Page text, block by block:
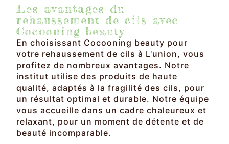
Les avantages du
rehaussement de cils avec
Cocooning beauty
En choisissant Cocooning beauty pour
votre rehaussement de cils à L'union, vous
profitez de nombreux avantages. Notre
institut utilise des produits de haute
qualité, adaptés à la fragilité des cils, pour
un résultat optimal et durable. Notre équipe
vous accueille dans un cadre chaleureux et
relaxant, pour un moment de détente et de
beauté incomparable.